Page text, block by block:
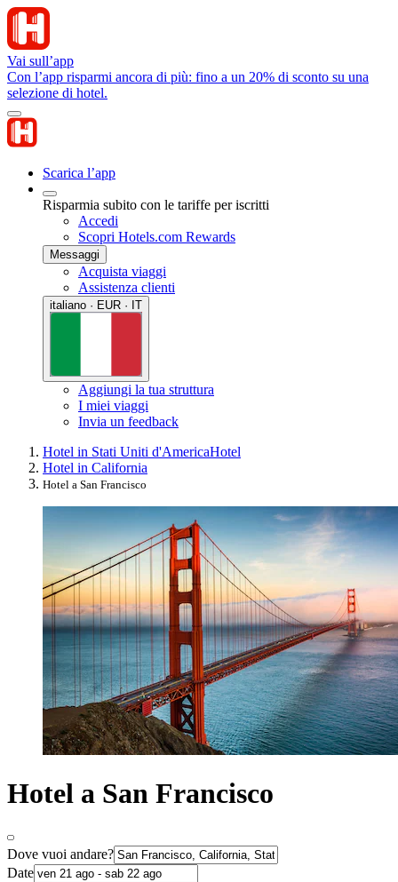
Vai sull’app
Con l’app risparmi ancora di più: fino a un 20% di sconto su una
selezione di hotel.
Scarica l’app
Risparmia subito con le tariffe per iscritti
Accedi
Scopri Hotels.com Rewards
Messaggi
Acquista viaggi
Assistenza clienti
italiano · EUR · IT
Aggiungi la tua struttura
I miei viaggi
Invia un feedback
Hotel in Stati Uniti d'AmericaHotel
Hotel in California
Hotel a San Francisco
Hotel a San Francisco
Dove vuoi andare?
Date